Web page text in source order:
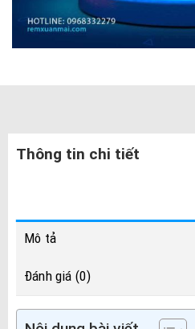
Thông tin chi tiết
Mô tả
Đánh giá (0)